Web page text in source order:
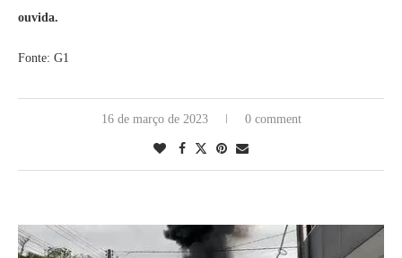
ouvida.
Fonte: G1
16 de março de 2023 0 comment